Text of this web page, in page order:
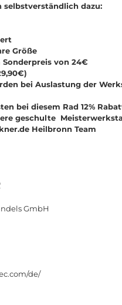
selbstverständlich dazu:
Größe
Sonderpreis von 24€
bei Auslastung der
bei diesem Rad 12%
geschulte
Heilbronn Team
GmbH
de/